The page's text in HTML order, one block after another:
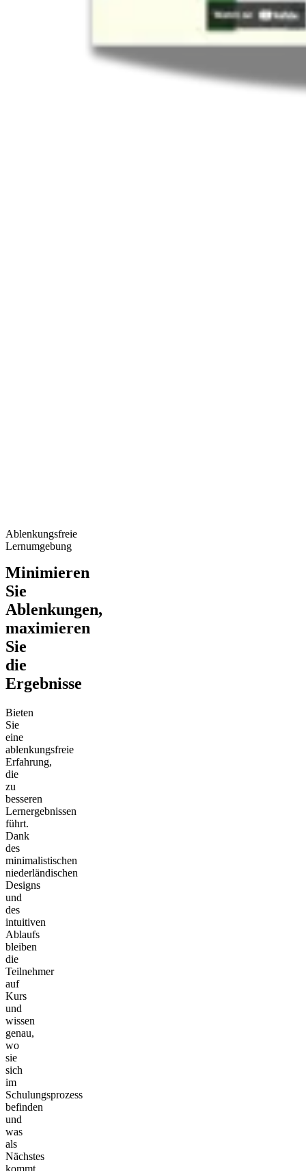
Ablenkungsfreie
Lernumgebung
Minimieren
Sie
Ablenkungen,
maximieren
Sie
die
Ergebnisse
Bieten
Sie
eine
ablenkungsfreie
Erfahrung,
die
zu
besseren
Lernergebnissen
führt.
Dank
des
minimalistischen
niederländischen
Designs
und
des
intuitiven
Ablaufs
bleiben
die
Teilnehmer
auf
Kurs
und
wissen
genau,
wo
sie
sich
im
Schulungsprozess
befinden
und
was
als
Nächstes
kommt.